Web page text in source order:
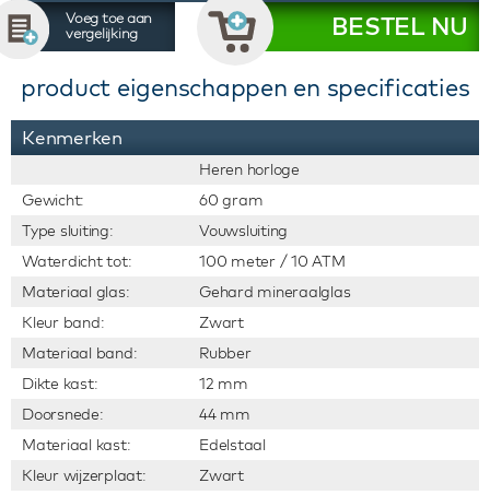
Voeg toe aan
vergelijking
BESTEL NU
product eigenschappen en specificaties
Kenmerken
Heren horloge
Gewicht:
60 gram
Type sluiting:
Vouwsluiting
Waterdicht tot:
100 meter / 10 ATM
Materiaal glas:
Gehard mineraalglas
Kleur band:
Zwart
Materiaal band:
Rubber
Dikte kast:
12 mm
Doorsnede:
44 mm
Materiaal kast:
Edelstaal
Kleur wijzerplaat:
Zwart